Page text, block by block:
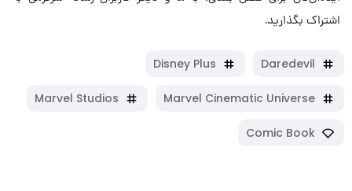
اشتراک بگذارید.
Daredevil
Disney Plus
Marvel Cinematic Universe
Marvel Studios
Comic Book